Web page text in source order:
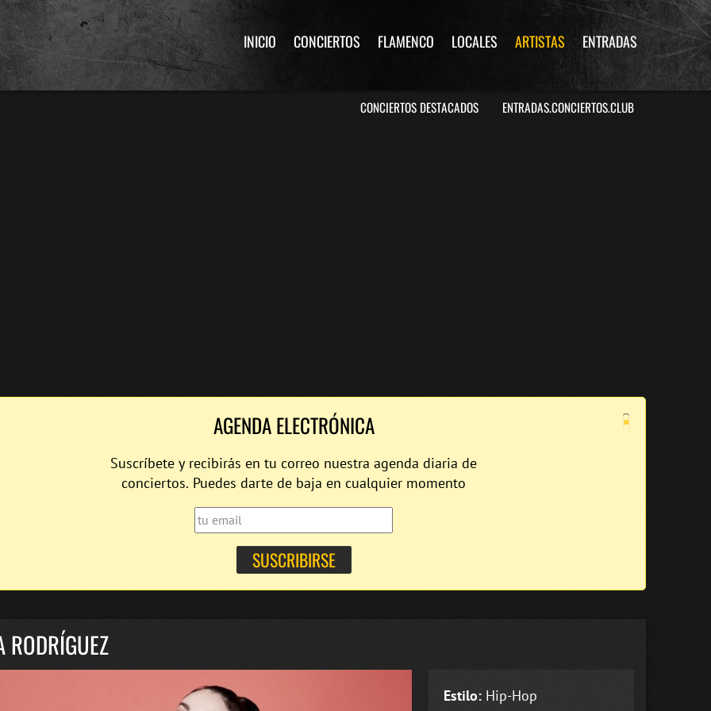
INICIO CONCIERTOS FLAMENCO LOCALES ARTISTAS ENTRADAS
CONCIERTOS DESTACADOS ENTRADAS.CONCIERTOS.CLUB
×
AGENDA ELECTRÓNICA
Suscríbete y recibirás en tu correo nuestra agenda diaria de
conciertos. Puedes darte de baja en cualquier momento
RODRÍGUEZ
Estilo: Hip-Hop